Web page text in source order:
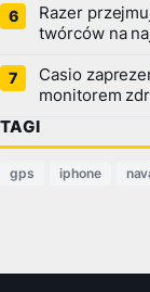
Razer
twórców na
Casio
monitorem
TAGI
gps iphone